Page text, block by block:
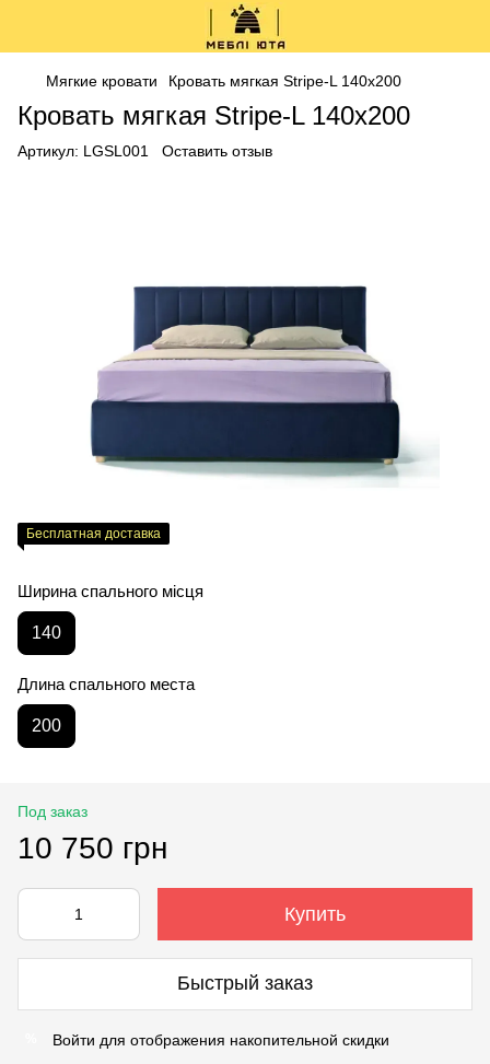
Мягкие кровати Кровать мягкая Stripe-L 140x200
Кровать мягкая Stripe-L 140x200
Артикул: LGSL001 Оставить отзыв
Бесплатная доставка
Ширина спального місця
140
Длина спального места
200
Под заказ
10 750 грн
Купить
Быстрый заказ
Войти для отображения накопительной скидки